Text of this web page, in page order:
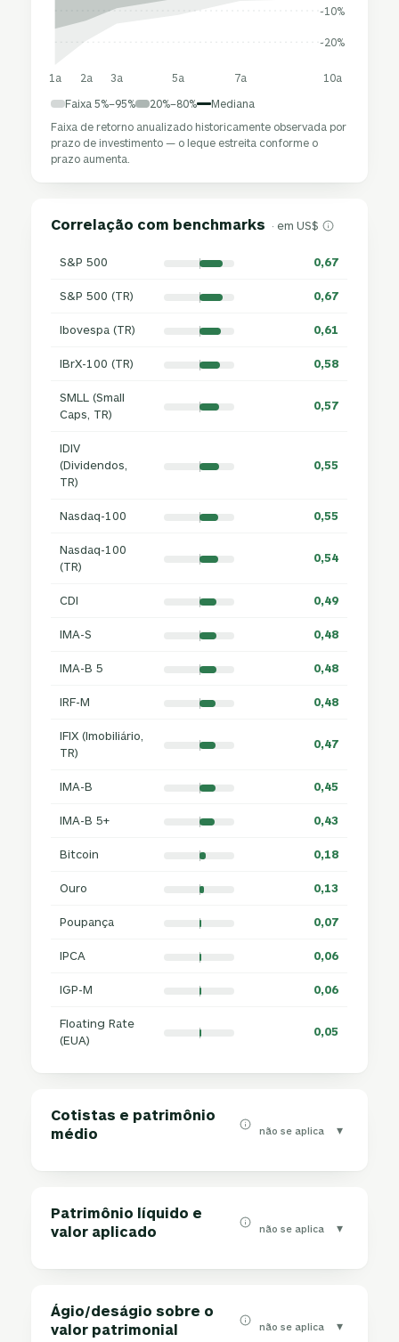
-20%
-10%
1a 2a 3a 5a 7a 10a
Faixa 5%–95% 20%–80%
Mediana
Faixa de retorno anualizado historicamente observada por
prazo de investimento — o leque estreita conforme o
prazo aumenta.
Correlação com benchmarks · em US$
S&P 500 0,67
S&P 500 (TR) 0,67
Ibovespa (TR) 0,61
IBrX-100 (TR) 0,58
SMLL (Small
Caps, TR)
0,57
IDIV
(Dividendos,
TR)
0,55
Nasdaq-100 0,55
Nasdaq-100
(TR)
0,54
CDI 0,49
IMA-S 0,48
IMA-B 5 0,48
IRF-M 0,48
IFIX (Imobiliário,
TR)
0,47
IMA-B 0,45
IMA-B 5+ 0,43
Bitcoin 0,18
Ouro 0,13
Poupança 0,07
IPCA 0,06
IGP-M 0,06
Floating Rate
(EUA)
0,05
Cotistas e patrimônio
médio
não se aplica ▾
Patrimônio líquido e
valor aplicado
não se aplica ▾
Ágio/deságio sobre o
valor patrimonial
não se aplica ▾